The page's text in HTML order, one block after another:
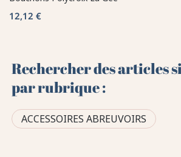
12,12 €
Rechercher des articles
par rubrique :
ACCESSOIRES ABREUVOIRS